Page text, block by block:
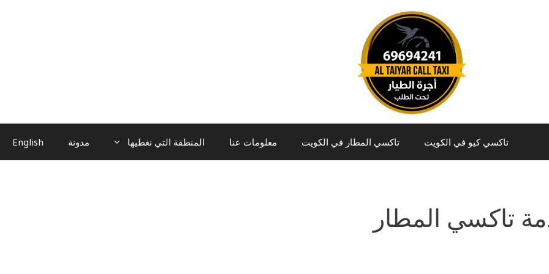
تاكسي كيو في الكويت تاكسي المطار في الكويت معلومات عنا المنطقة التي نغطيها مدونة English
تاكسي المطار